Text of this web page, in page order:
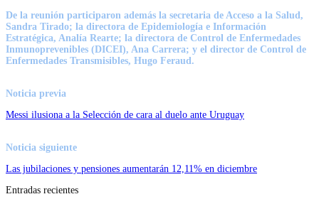
De la reunión participaron además la secretaria de Acceso a la Salud,
Sandra Tirado; la directora de Epidemiología e Información
Estratégica, Analía Rearte; la directora de Control de Enfermedades
Inmunoprevenibles (DICEI), Ana Carrera; y el director de Control de
Enfermedades Transmisibles, Hugo Feraud.
Noticia previa
Messi ilusiona a la Selección de cara al duelo ante Uruguay
Noticia siguiente
Las jubilaciones y pensiones aumentarán 12,11% en diciembre
Entradas recientes